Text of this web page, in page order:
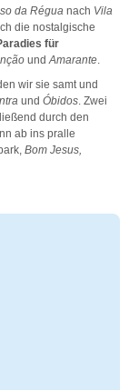
da Régua nach Vila
die nostalgische
für
und Amarante
wir sie samt und
und Óbidos. Zwei
durch den
ab ins pralle
Bom Jesus,